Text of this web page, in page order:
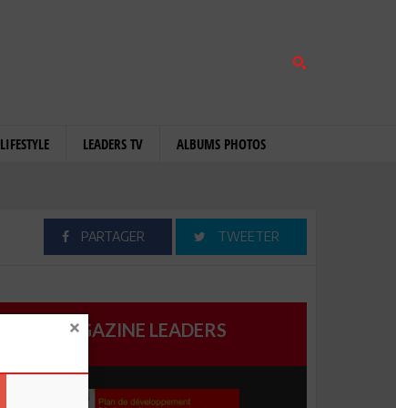
LIFESTYLE LEADERS TV ALBUMS PHOTOS
PARTAGER TWEETER
MAGAZINE LEADERS